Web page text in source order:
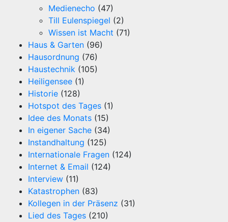
Medienecho (47)
Till Eulenspiegel (2)
Wissen ist Macht (71)
Haus & Garten (96)
Hausordnung (76)
Haustechnik (105)
Heiligensee (1)
Historie (128)
Hotspot des Tages (1)
Idee des Monats (15)
In eigener Sache (34)
Instandhaltung (125)
Internationale Fragen (124)
Internet & Email (124)
Interview (11)
Katastrophen (83)
Kollegen in der Präsenz (31)
Lied des Tages (210)